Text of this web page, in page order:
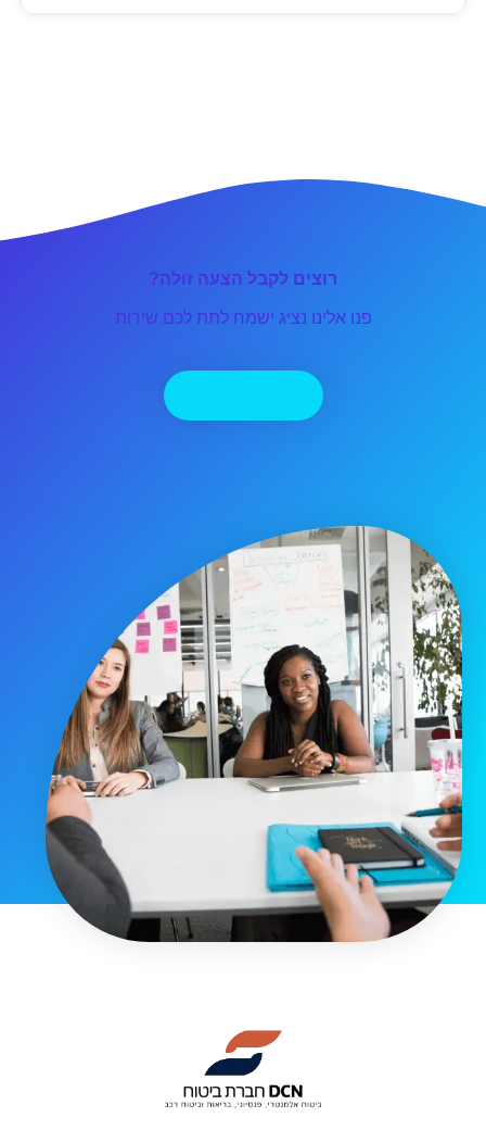
רוצים לקבל הצעה זולה?
פנו אלינו נציג ישמח לתת לכם שירות